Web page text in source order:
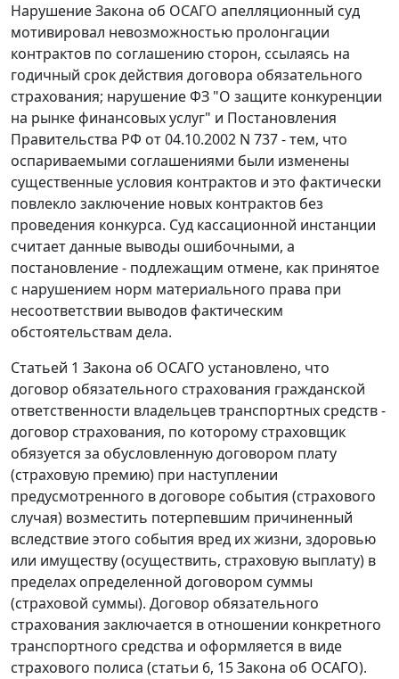
НарушениеЗакона об ОСАГО апелляционный суд
мотивировал невозможностью пролонгации
контрактов по соглашению сторон, ссылаясь на
годичный срок действия договора обязательного
страхования; нарушениеФЗ "О защите конкуренции
на рынке финансовых услуг" и Постановления
Правительства РФ от 04.10.2002 N 737 - тем, что
оспариваемыми соглашениями были изменены
существенные условия контрактов и это фактически
повлекло заключение новых контрактов без
проведения конкурса. Суд кассационной инстанции
считает данные выводы ошибочными, а
постановление - подлежащим отмене, как принятое
с нарушением норм материального права при
несоответствии выводов фактическим
обстоятельствам дела.
Статьей 1 Закона об ОСАГО установлено, что
договор обязательного страхования гражданской
ответственности владельцев транспортных средств -
договор страхования, по которому страховщик
обязуется за обусловленную договором плату
(страховую премию) при наступлении
предусмотренного в договоре события (страхового
случая) возместить потерпевшим причиненный
вследствие этого события вред их жизни, здоровью
или имуществу (осуществить, страховую выплату) в
пределах определенной договором суммы
(страховой суммы). Договор обязательного
страхования заключается в отношении конкретного
транспортного средства и оформляется в виде
страхового полиса (статьи 6, 15Закона об ОСАГО).